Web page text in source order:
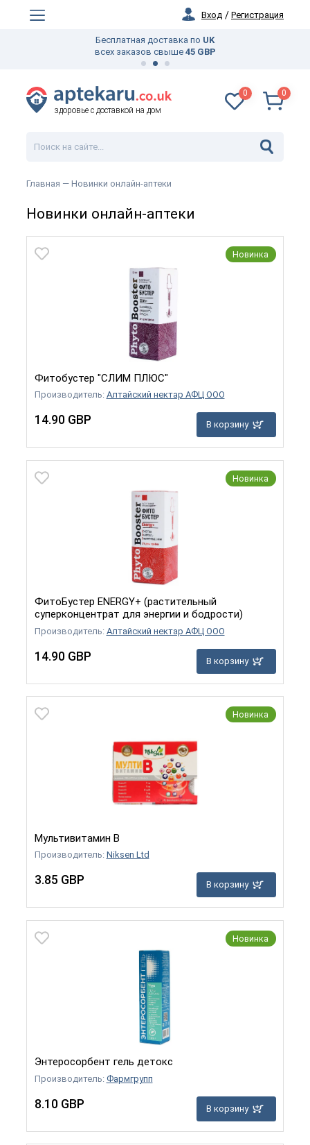
Вход / Регистрация
Бесплатная доставка по UK
всех заказов свыше 45 GBP
здоровье с доставкой на дом
0 0
Главная — Новинки онлайн-аптеки
Новинки онлайн-аптеки
Новинка
Фитобустер "СЛИМ ПЛЮС"
Производитель: Алтайский нектар АФЦ ООО
14.90 GBP В корзину
Новинка
ФитоБустер ENERGY+ (растительный
суперконцентрат для энергии и бодрости)
Производитель: Алтайский нектар АФЦ ООО
14.90 GBP В корзину
Новинка
Мультивитамин B
Производитель: Niksen Ltd
3.85 GBP В корзину
Новинка
Энтеросорбент гель детокс
Производитель: Фармгрупп
8.10 GBP В корзину